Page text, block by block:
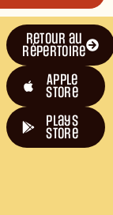
Retour au
répertoire
Apple
Store
plays
store